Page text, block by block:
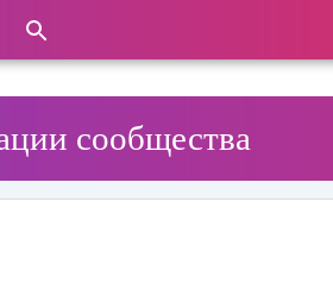
сообщества